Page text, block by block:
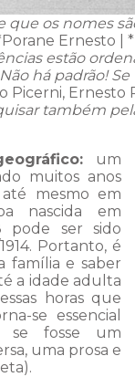
que os nomes
Ernesto |
estão
há padrão!
Picerni, Ernesto
também
um
muitos anos
mesmo em
nascida em
pode ser sido
Portanto, é
família e saber
a idade adulta
horas que
se essencial
se fosse um
uma prosa e